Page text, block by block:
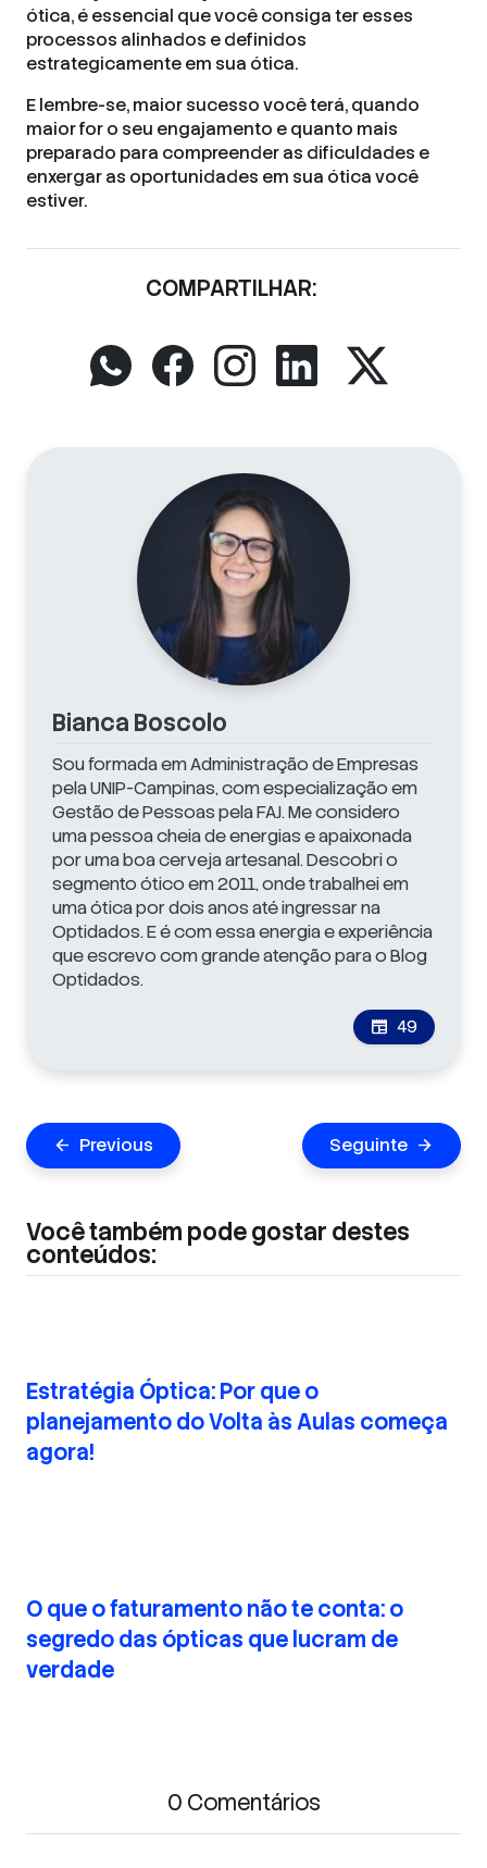
ótica, é essencial que você consiga ter esses
processos alinhados e definidos
estrategicamente em sua ótica.
E lembre-se, maior sucesso você terá, quando
maior for o seu engajamento e quanto mais
preparado para compreender as dificuldades e
enxergar as oportunidades em sua ótica você
estiver.
COMPARTILHAR:
Bianca Boscolo
Sou formada em Administração de Empresas
pela UNIP-Campinas, com especialização em
Gestão de Pessoas pela FAJ. Me considero
uma pessoa cheia de energias e apaixonada
por uma boa cerveja artesanal. Descobri o
segmento ótico em 2011, onde trabalhei em
uma ótica por dois anos até ingressar na
Optidados. E é com essa energia e experiência
que escrevo com grande atenção para o Blog
Optidados.
newspaper 49
Navegação
de
arrow_back Previous Seguinte arrow_forward
Você também pode gostar destes
conteúdos:
Estratégia Óptica: Por que o
planejamento do Volta às Aulas começa
agora!
O que o faturamento não te conta: o
segredo das ópticas que lucram de
verdade
0 Comentários